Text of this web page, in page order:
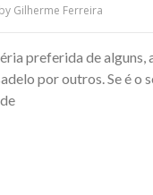
by Gilherme Ferreira
preferida de alguns,
por outros. Se é o